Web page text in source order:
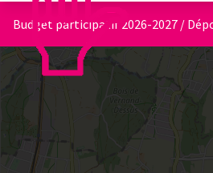
Budget participatif 2026-2027 /